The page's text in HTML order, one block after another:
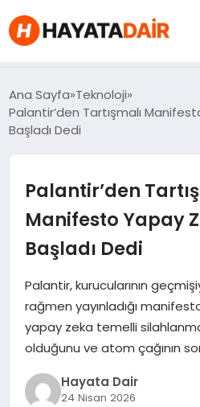
FIYATLAR
HABERLER
İNCELEMELER
KIMDIR?
NEDIR?
OYUN
Ana Sayfa Teknoloji
Palantir’den Tartışmalı
Başladı Dedi
Palantir’den
Manifesto Yapay
Başladı Dedi
Palantir, kurucularının
rağmen yayınladığı
yapay zeka temelli
olduğunu ve atom çağının
Hayata Dair
24 Nisan 2026